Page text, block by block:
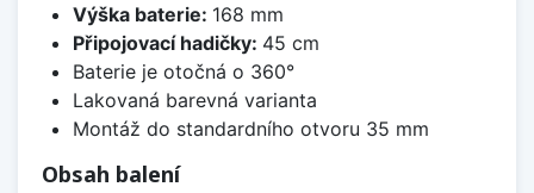
Výška baterie: 168 mm
Připojovací hadičky: 45 cm
Baterie je otočná o 360°
Lakovaná barevná varianta
Montáž do standardního otvoru 35 mm
Obsah balení